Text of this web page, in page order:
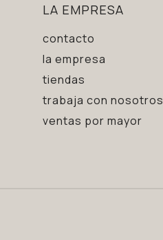
LA EMPRESA
contacto
la empresa
tiendas
trabaja con nosotros
ventas por mayor